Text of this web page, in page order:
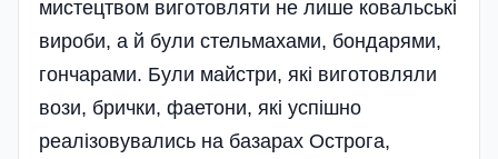
мистецтвом виготовляти не лише ковальські
вироби, а й були стельмахами, бондарями,
гончарами. Були майстри, які виготовляли
вози, брички, фаетони, які успішно
реалізовувались на базарах Острога,